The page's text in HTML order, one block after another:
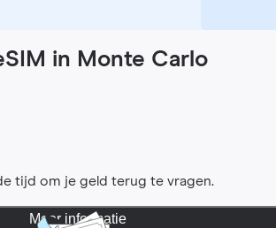
in Monte Carlo
tijd om je geld terug te vragen.
Meer informatie